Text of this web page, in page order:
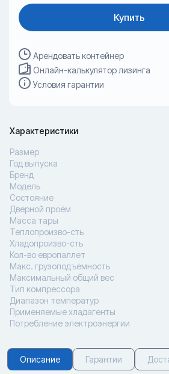
Купить
Арендовать контейнер
Онлайн-калькулятор лизинга
Условия гарантии
Характеристики
Размер
Год выпуска
Бренд
Модель
Состояние
Дверной проём
Масса тары
Теплопроизво-сть
Хладопроизво-сть
Кол-во европаллет
Макс. грузоподъёмность
Максимальный общий вес
Тип компрессора
Диапазон температур
Применяемые хладагенты
Потребление электроэнергии
Описание Гарантии